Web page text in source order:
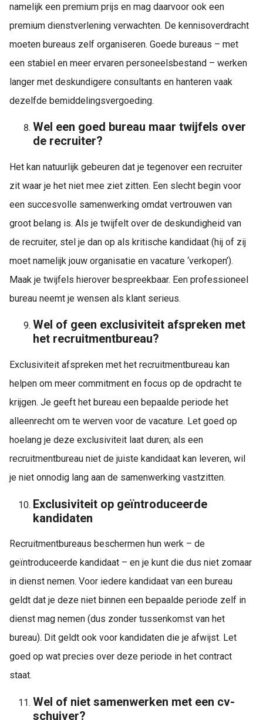
namelijk een premium prijs en mag daarvoor ook een
premium dienstverlening verwachten. De kennisoverdracht
moeten bureaus zelf organiseren. Goede bureaus – met
een stabiel en meer ervaren personeelsbestand – werken
langer met deskundigere consultants en hanteren vaak
dezelfde bemiddelingsvergoeding.
Wel een goed bureau maar twijfels over
de recruiter?
Het kan natuurlijk gebeuren dat je tegenover een recruiter
zit waar je het niet mee ziet zitten. Een slecht begin voor
een succesvolle samenwerking omdat vertrouwen van
groot belang is. Als je twijfelt over de deskundigheid van
de recruiter, stel je dan op als kritische kandidaat (hij of zij
moet namelijk jouw organisatie en vacature ‘verkopen’).
Maak je twijfels hierover bespreekbaar. Een professioneel
bureau neemt je wensen als klant serieus.
Wel of geen exclusiviteit afspreken met
het recruitmentbureau?
Exclusiviteit afspreken met het recruitmentbureau kan
helpen om meer commitment en focus op de opdracht te
krijgen. Je geeft het bureau een bepaalde periode het
alleenrecht om te werven voor de vacature. Let goed op
hoelang je deze exclusiviteit laat duren; als een
recruitmentbureau niet de juiste kandidaat kan leveren, wil
je niet onnodig lang aan de samenwerking vastzitten.
Exclusiviteit op geïntroduceerde
kandidaten
Recruitmentbureaus beschermen hun werk – de
geïntroduceerde kandidaat – en je kunt die dus niet zomaar
in dienst nemen. Voor iedere kandidaat van een bureau
geldt dat je deze niet binnen een bepaalde periode zelf in
dienst mag nemen (dus zonder tussenkomst van het
bureau). Dit geldt ook voor kandidaten die je afwijst. Let
goed op wat precies over deze periode in het contract
staat.
Wel of niet samenwerken met een cv-
schuiver?